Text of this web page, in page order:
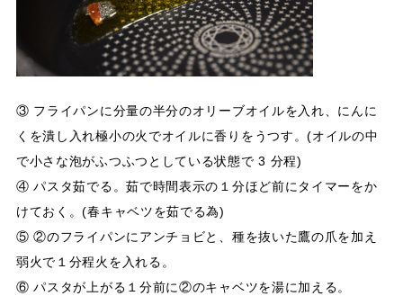
③ フライパンに分量の半分のオリーブオイルを入れ、にんに
くを潰し入れ極小の火でオイルに香りをうつす。(オイルの中
で小さな泡がふつふつとしている状態で 3 分程)
④ パスタ茹でる。茹で時間表示の１分ほど前にタイマーをか
けておく。(春キャベツを茹でる為)
⑤ ②のフライパンにアンチョビと、種を抜いた鷹の爪を加え
弱火で１分程火を入れる。
⑥ パスタが上がる１分前に②のキャベツを湯に加える。